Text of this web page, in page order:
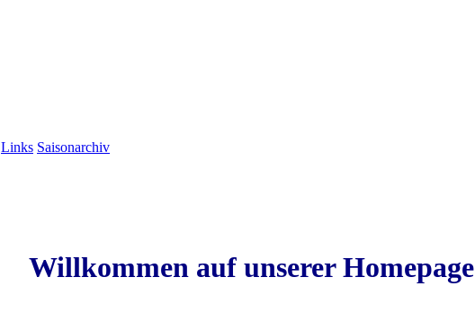
Links Saisonarchiv
Willkommen auf unserer Homepage